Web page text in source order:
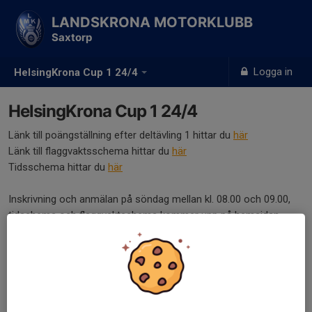
HelsingKrona Cup 1 24/4 Logga in
LANDSKRONA MOTORKLUBB
Saxtorp
HelsingKrona Cup 1 24/4
Länk till poängställning efter deltävling 1 hittar du här
Länk till flaggvaktsschema hittar du här
Tidsschema hittar du här
Inskrivning och anmälan på söndag mellan kl. 08.00 och 09.00,
tidschema och flaggvaktschema kommer upp på hemsidan
Första klubbtävlingen närmar sig och det är tid att anmäla dig. Vi
kör söndagen den 24/4 i Helsingborg på Välabanan.
Uppdelning och heat bestäms efter inkomna anmälningar. Vi kör